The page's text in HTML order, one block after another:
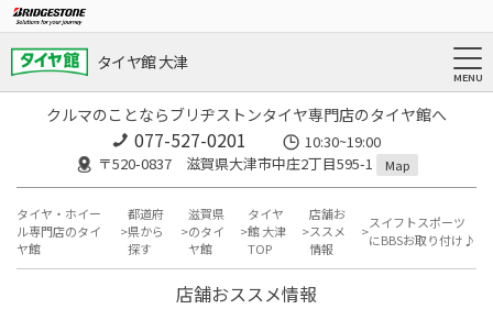
タイヤ館 大津
クルマのことならブリヂストンタイヤ専門店のタイヤ館へ
077-527-0201
10:30~19:00
〒520-0837 滋賀県大津市中庄2丁目595-1
Map
タイヤ・ホイー
ル専門店のタイ
ヤ館
都道府
県から
探す
滋賀県
のタイ
ヤ館
タイヤ
館 大津
TOP
店舗お
ススメ
情報
スイフトスポーツ
にBBSお取り付け♪
店舗おススメ情報